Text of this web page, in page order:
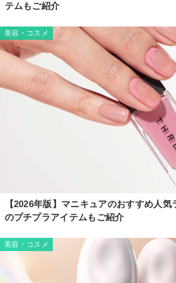
テムもご紹介
美容・コスメ
【2026年版】マニキュアのおすすめ人
のプチプラアイテムもご紹介
美容・コスメ